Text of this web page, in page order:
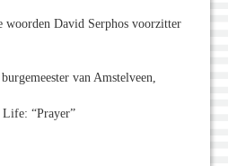
David Serphos voorzitter
van Amstelveen,
“Prayer”